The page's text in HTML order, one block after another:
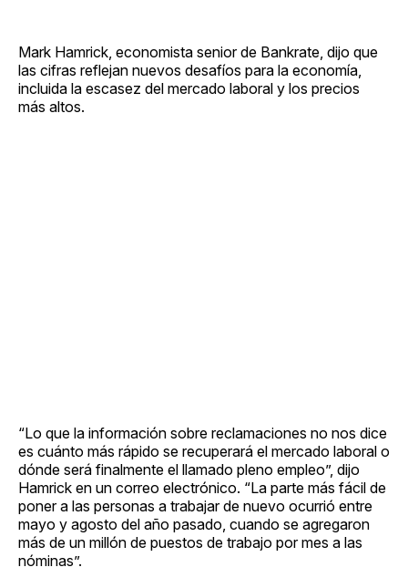
Mark Hamrick, economista senior de Bankrate, dijo que
las cifras reflejan nuevos desafíos para la economía,
incluida la escasez del mercado laboral y los precios
más altos.
“Lo que la información sobre reclamaciones no nos dice
es cuánto más rápido se recuperará el mercado laboral o
dónde será finalmente el llamado pleno empleo”, dijo
Hamrick en un correo electrónico. “La parte más fácil de
poner a las personas a trabajar de nuevo ocurrió entre
mayo y agosto del año pasado, cuando se agregaron
más de un millón de puestos de trabajo por mes a las
nóminas”.